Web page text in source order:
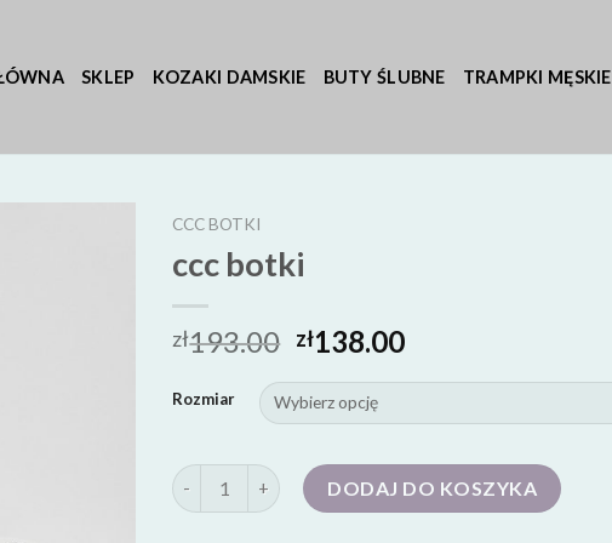
SKLEP KOZAKI DAMSKIE BUTY ŚLUBNE TRAMPKI MĘSKIE
CCC BOTKI
ccc botki
zł193.00 zł138.00
Rozmiar
ilość ccc botki DODAJ DO KOSZYKA